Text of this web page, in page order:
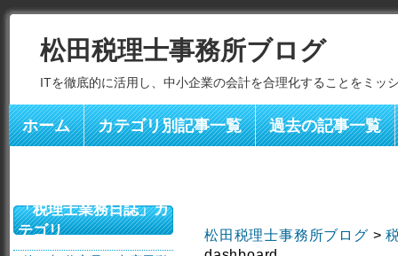
松田税理士事務所ブログ
ITを徹底的に活用し、中小企業の会計を合理化することをミッ
ホーム カテゴリ別記事一覧 過去の記事一覧
松田税理士事務所ブログ >
「税理士業務日誌」カ
テゴリ